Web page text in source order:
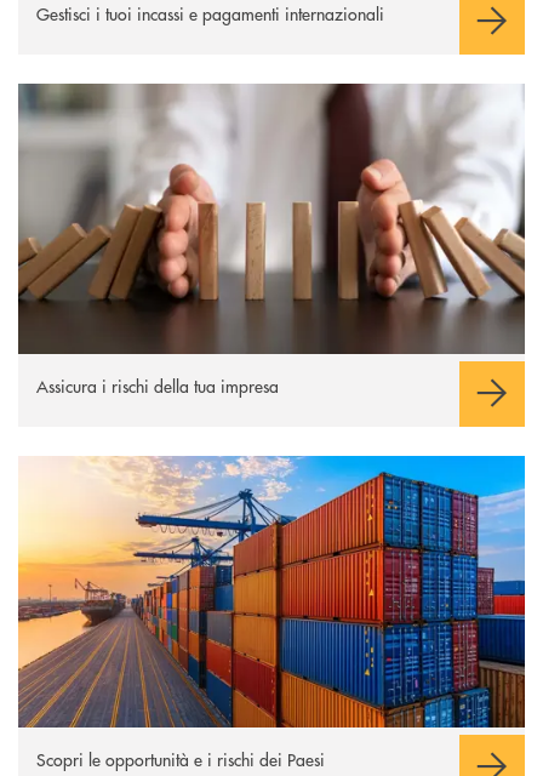
Gestisci i tuoi incassi e pagamenti internazionali
Scopri di più
Assicura i rischi della tua impresa
Scopri di più
Scopri le opportunità e i rischi dei Paesi